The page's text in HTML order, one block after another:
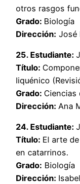
otros rasgos
Grado: Biología
Dirección: José
25. Estudiante:
Título:
liquénico
Grado: Ciencias
Dirección: Ana
24. Estudiante:
Título: El arte
en catarrinos.
Grado: Biología
Dirección: